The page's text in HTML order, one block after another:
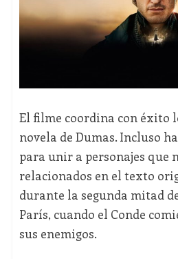
El filme coordina con éxito
novela de Dumas. Incluso
para unir a personajes que
relacionados en el texto
durante la segunda mitad
París, cuando el Conde
sus enemigos.